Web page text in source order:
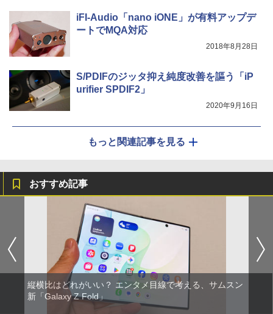
iFI-Audio「nano iONE」が有料アップデ
ートでMQA対応
2018年8月28日
S/PDIFのジッタ抑え純度改善を謳う「iP
urifier SPDIF2」
2020年9月16日
もっと関連記事を見る
おすすめ記事
縦横比はどれがいい？ エンタメ目線で考える、サムスン
新「Galaxy Z Fold」